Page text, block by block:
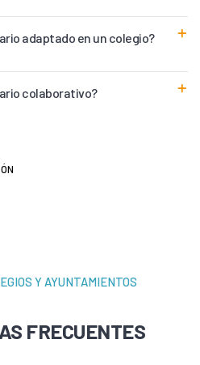
adaptado en un colegio?
colaborativo?
Y AYUNTAMIENTOS
FRECUENTES